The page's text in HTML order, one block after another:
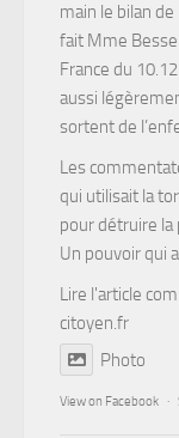
main le bilan de
fait Mme
France du
aussi
sortent de
Les
qui utilisait la
pour détruire
Un pouvoir qui
Lire l'article
citoyen.fr
Photo
View on Facebook ·